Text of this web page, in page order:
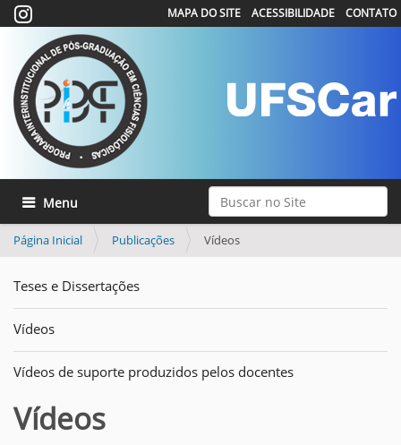
Busca Avançada…
MAPA DO SITE ACESSIBILIDADE CONTATO
Toggle navigation
Página Inicial Publicações Vídeos
Teses e Dissertações
Vídeos
Vídeos de suporte produzidos pelos docentes
Vídeos